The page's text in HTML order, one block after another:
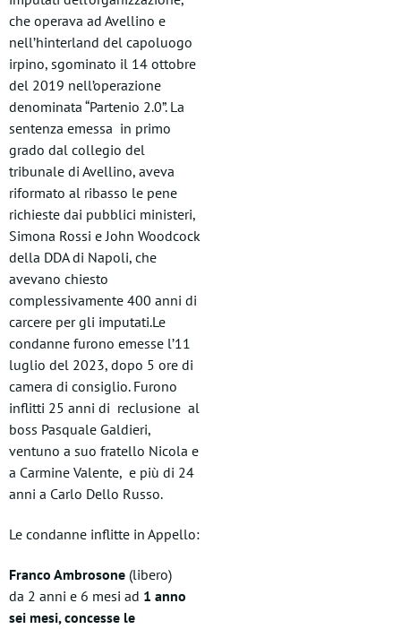
che operava ad Avellino e
nell’hinterland del capoluogo
irpino, sgominato il 14 ottobre
del 2019 nell’operazione
denominata “Partenio 2.0”. La
sentenza emessa in primo
grado dal collegio del
tribunale di Avellino, aveva
riformato al ribasso le pene
richieste dai pubblici ministeri,
Simona Rossi e John Woodcock
della DDA di Napoli, che
avevano chiesto
complessivamente 400 anni di
carcere per gli imputati.Le
condanne furono emesse l’11
luglio del 2023, dopo 5 ore di
camera di consiglio. Furono
inflitti 25 anni di reclusione al
boss Pasquale Galdieri,
ventuno a suo fratello Nicola e
a Carmine Valente, e più di 24
anni a Carlo Dello Russo.
Le condanne inflitte in Appello:
Franco Ambrosone (libero)
da 2 anni e 6 mesi ad 1 anno
sei mesi, concesse le